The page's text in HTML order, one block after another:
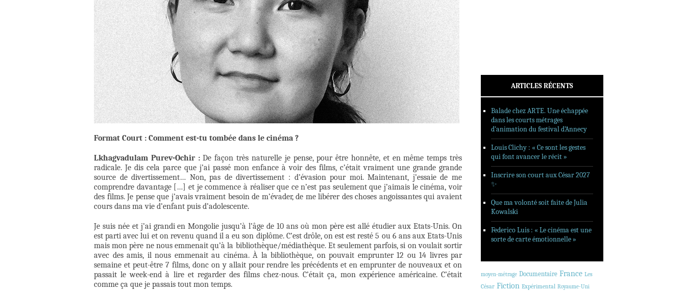
Format Court : Comment est-tu tombée dans le cinéma ?
Lkhagvadulam Purev-Ochir :De façon très naturelle je pense, pour être honnête, et en même temps très
radicale. Je dis cela parce que j’ai passé mon enfance à voir des films, c’était vraiment une grande grande
source de divertissement… Non, pas de divertissement : d’évasion pour moi. Maintenant, j’essaie de me
comprendre davantage […] et je commence à réaliser que ce n’est pas seulement que j’aimais le cinéma, voir
des films. Je pense que j’avais vraiment besoin de m’évader, de me libérer des choses angoissantes qui avaient
cours dans ma vie d’enfant puis d’adolescente.
Je suis née et j’ai grandi en Mongolie jusqu’à l’âge de 10 ans où mon père est allé étudier aux Etats-Unis. On
est parti avec lui et on revenu quand il a eu son diplôme. C’est drôle, on est est resté 5 ou 6 ans aux Etats-Unis
mais mon père ne nous emmenait qu’à la bibliothèque/médiathèque. Et seulement parfois, si on voulait sortir
avec des amis, il nous emmenait au cinéma. À la bibliothèque, on pouvait emprunter 12 ou 14 livres par
semaine et peut-être 7 films, donc on y allait pour rendre les précédents et en emprunter de nouveaux et on
passait le week-end à lire et regarder des films chez-nous. C’était ça, mon expérience américaine. C’était
comme ça que je passais tout mon temps.
ARTICLES RÉCENTS
Balade chez ARTE. Une échappée
dans les courts métrages
d’animation du festival d’Annecy
Louis Clichy : « Ce sont les gestes
qui font avancer le récit »
Inscrire son court aux César 2027
✨
Que ma volonté soit faite de Julia
Kowalski
Federico Luis : « Le cinéma est une
sorte de carte émotionnelle »
moyen-métrage Documentaire France Les
César Fiction Expérimental Royaume-Uni